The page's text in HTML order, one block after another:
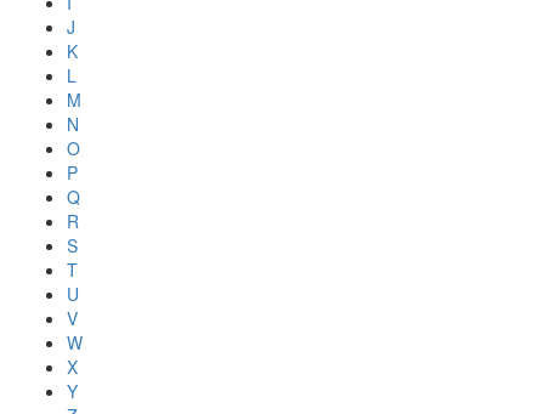
J
K
L
M
N
O
P
Q
R
S
T
U
V
W
X
Y